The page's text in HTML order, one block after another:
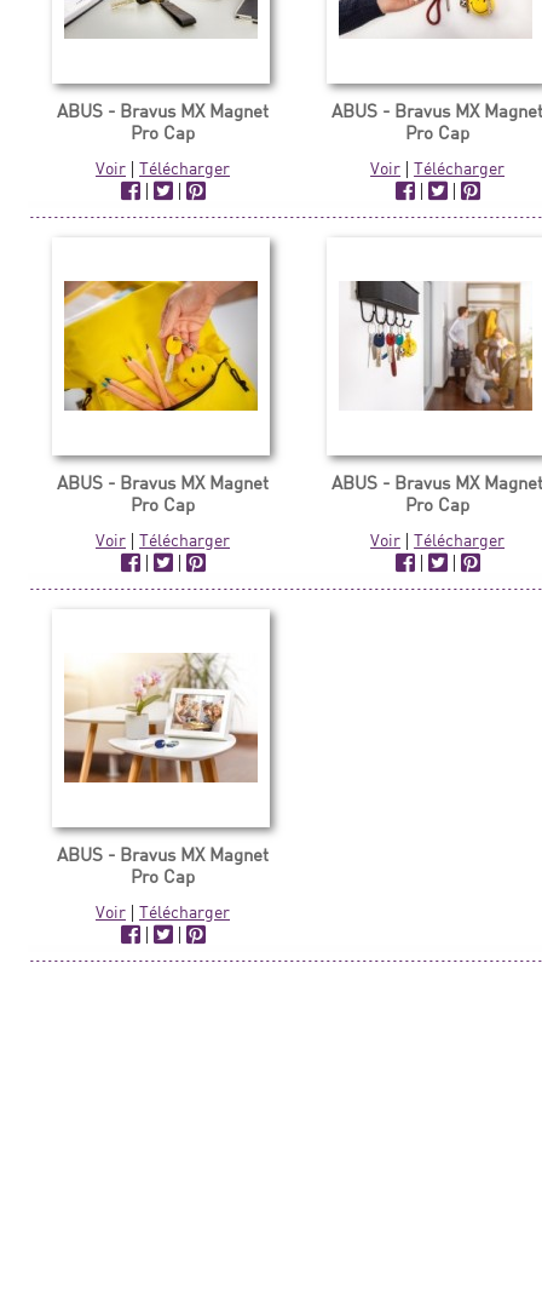
ABUS - Bravus MX Magnet
Pro Cap
Voir |Télécharger
|
|
ABUS - Bravus MX
Pro Cap
Voir |Télécharger
|
|
ABUS - Bravus MX Magnet
Pro Cap
Voir |Télécharger
|
|
ABUS - Bravus MX
Pro Cap
Voir |Télécharger
|
|
ABUS - Bravus MX Magnet
Pro Cap
Voir |Télécharger
|
|